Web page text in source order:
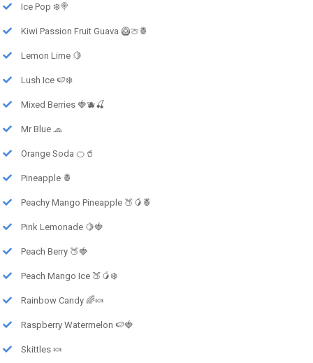
Ice Pop ❄️🍭
Kiwi Passion Fruit Guava 🥝🍈🍍
Lemon Lime 🍋
Lush Ice 🍉❄️
Mixed Berries 🍓🫐🍒
Mr Blue 🧢
Orange Soda 🍊🥤
Pineapple 🍍
Peachy Mango Pineapple 🍑🥭🍍
Pink Lemonade 🍋🍓
Peach Berry 🍑🍓
Peach Mango Ice 🍑🥭❄️
Rainbow Candy 🌈🍬
Raspberry Watermelon 🍉🍓
Skittles 🍬